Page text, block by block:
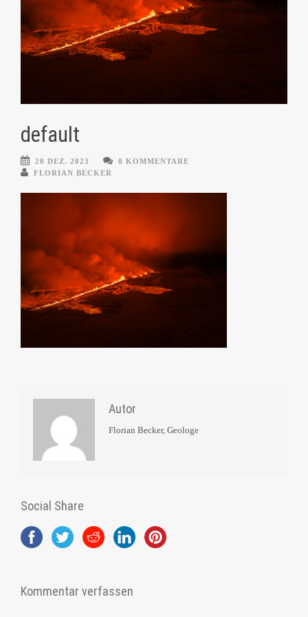
default
20 DEZ. 2023
0 KOMMENTARE
FLORIAN BECKER
Autor
Florian Becker, Geologe
Social Share
Kommentar verfassen